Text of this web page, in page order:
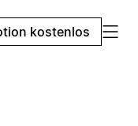
kostenlos